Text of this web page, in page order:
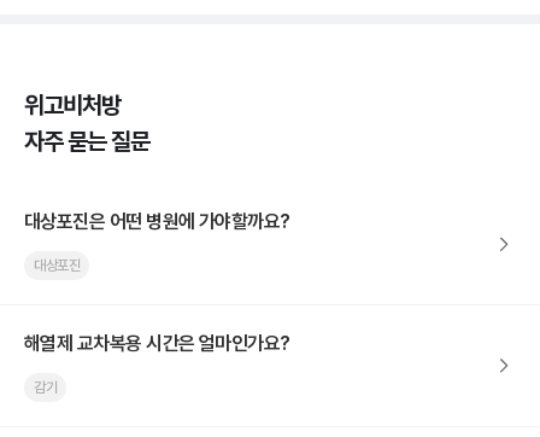
위고비처방
자주 묻는 질문
대상포진은 어떤 병원에 가야할까요?
대상포진
해열제 교차복용 시간은 얼마인가요?
감기